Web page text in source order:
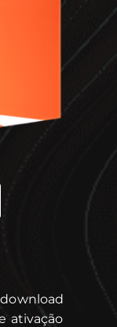
ativação